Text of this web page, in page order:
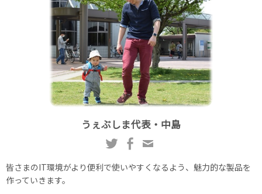
うぇぶしま代表・中島
皆さまのIT環境がより便利で使いやすくなるよう、魅力的な製品を
作っていきます。